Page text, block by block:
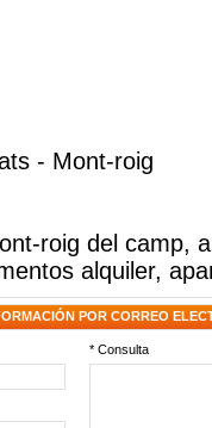
- Mont-roig
roig del camp,
alquiler,
POR CORREO
* Consulta